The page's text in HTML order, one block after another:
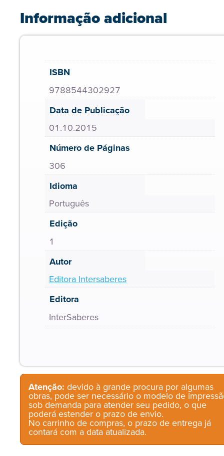
Informação adicional
ISBN
9788544302927
Data de Publicação
01.10.2015
Número de Páginas
306
Idioma
Português
Edição
1
Autor
Editora Intersaberes
Editora
InterSaberes
Atenção: devido à grande procura por algumas
obras, pode ser necessário o modelo de
sob demanda para atender seu pedido, o que
poderá estender o prazo de envio.
No carrinho de compras, o prazo de entrega já
contará com a data atualizada.